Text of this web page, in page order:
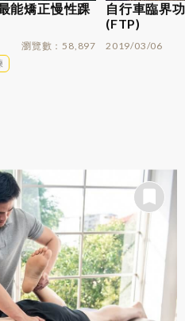
能矯正慢性踝
瀏覽數
58,897
自行車臨界
(FTP)
2019/03/06